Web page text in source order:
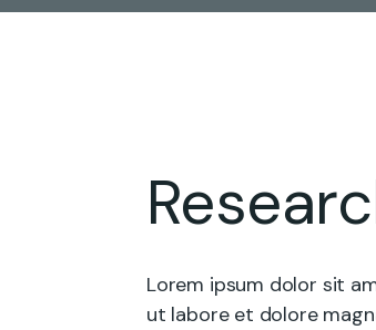
Lorem ipsum dolor sit
ut labore et dolore